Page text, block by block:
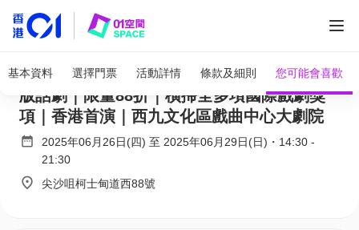
基本資料 選擇門票 活動詳情 條款及細則 您可能會喜歡
Life of Pi《少年PI的奇幻漂流》倫敦西區原
版話劇｜限量88折｜橫掃全多項國際戲劇獎
項｜香港首演｜西九文化區戲曲中心大劇院
2025年06月26日(四) 至 2025年06月29日(日) ・ 14:30 -
21:30
尖沙咀柯士甸道西88號